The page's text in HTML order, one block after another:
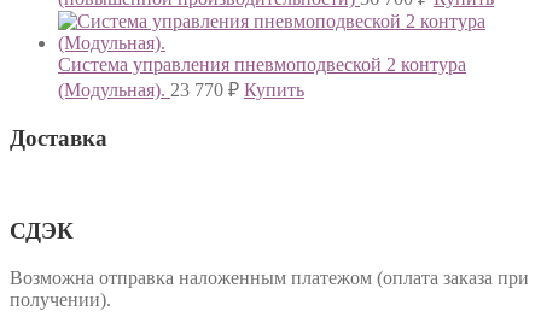
Система управления пневмоподвеской 2 контура
(Модульная). 23 770 ₽ Купить
Доставка
СДЭК
Возможна отправка наложенным платежом (оплата заказа при
получении).